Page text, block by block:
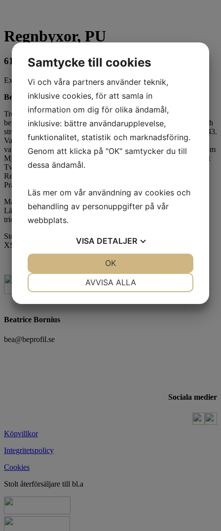
Regnbyxor, PU
610 kr
Exkl. moms
Beskrivning
Trotsa regnet. Håll dig torr med våra fullständigt vattentäta, PU-
belagda regnbyxor med svetsade sömmar. Tillverkade av mjukt och
stretchigt tyg för överlägsen komfort. Överensstämmer med EN 343.
Vattentätt material anpassat efter EN 343 och tillverkad med
vattentäta sömmar som till 100% förhindrar fukten att tränga igenom
Mjuka, värmeförseglade 3M reflekterande band för ökad synlighet
Två stora fickor fram
Reglerbart kardborreband i benslutet
Praktisk design som är lätt att dra på
Material
Lätt och smidigt vattentätt Polyurethan-belagd 100% Polyester
tricot, 190 g/m².
Storlek
XS-XXXL
Beatrice Bornius
bea@beprofil.se
Sociala medier
Köpvillkor
Integritetspolicy
Cookies
Stolt återförsäljare till bl.a
Samtycke till cookies
Vi och våra partners använder teknik,
inklusive cookies, för att samla in
information om dig för olika ändamål,
inklusive: bättre användarupplevelse,
funktionalitet, statistik och marknadsföring.
Genom att klicka på "OK" samtycker du till
dessa ändamål.
Läs mer om vår användning av cookies och
behandling av personuppgifter på vår
webbplats.
VISA DETALJER
AVVISA ALLA
OK